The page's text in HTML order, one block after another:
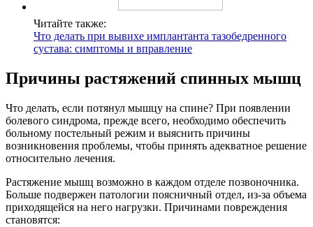
Читайте также:
Что делать при вывихе имплантанта тазобедренного
сустава: симптомы и вправление
Причины растяжений спинных мышц
Что делать, если потянул мышцу на спине? При появлении
болевого синдрома, прежде всего, необходимо обеспечить
больному постельный режим и выяснить причины
возникновения проблемы, чтобы принять адекватное решение
относительно лечения.
Растяжение мышц возможно в каждом отделе позвоночника.
Больше подвержен патологии поясничный отдел, из-за объема
приходящейся на него нагрузки. Причинами повреждения
становятся: